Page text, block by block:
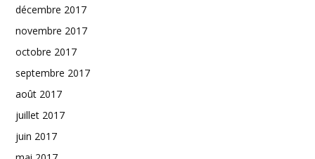
décembre 2017
novembre 2017
octobre 2017
septembre 2017
août 2017
juillet 2017
juin 2017